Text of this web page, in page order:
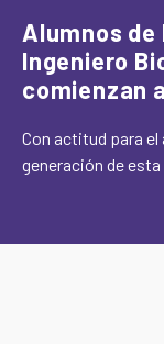
Alumnos de
Ingeniero
comienzan
Con actitud para
generación de esta